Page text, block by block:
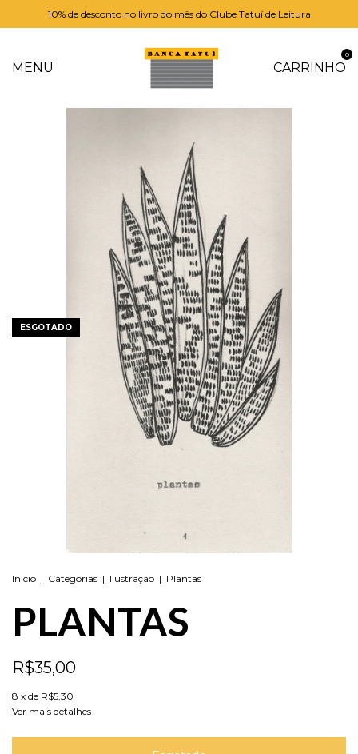
10% de desconto no livro do mês do Clube Tatuí de Leitura
MENU CARRINHO
0
ESGOTADO
Início | Categorias | Ilustração | Plantas
PLANTAS
R$35,00
8 x de R$5,30
Ver mais detalhes